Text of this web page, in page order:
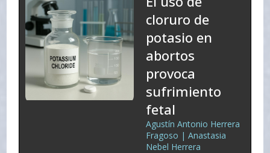
cloruro de
potasio en
abortos
provoca
sufrimiento
fetal
Agustín Antonio Herrera
Fragoso | Anastasia
Nebel Herrera